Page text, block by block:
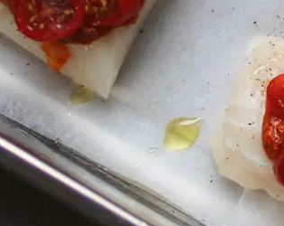
Skriv inn søket i feltet over